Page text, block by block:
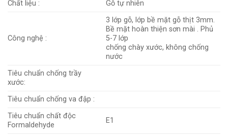
Chất liệu :
Gỗ tự nhiên
Công nghệ :
3 lớp gỗ, lớp bề mặt gỗ thịt 3mm.
Bề mặt hoàn thiện sơn mài . Phủ
5-7 lớp
chống chày xước, không chống
nước
Tiêu chuẩn chống trầy
xước:
Tiêu chuẩn chống va đập :
Tiêu chuẩn chất độc
Formaldehyde
E1